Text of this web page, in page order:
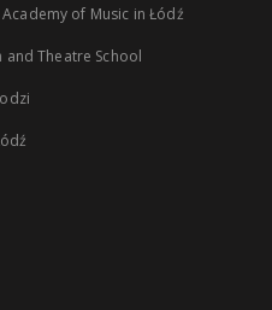
of Music in Łódź
and Theatre School